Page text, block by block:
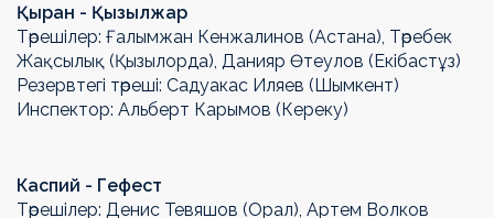
Қыран - Қызылжар
Төрешілер: Ғалымжан Кенжалинов (Астана), Төребек
Жақсылық (Қызылорда), Данияр Өтеулов (Екібастұз)
Резервтегі төреші: Садуакас Иляев (Шымкент)
Инспектор: Альберт Карымов (Кереку)
Каспий - Гефест
Төрешілер: Денис Тевяшов (Орал), Артем Волков